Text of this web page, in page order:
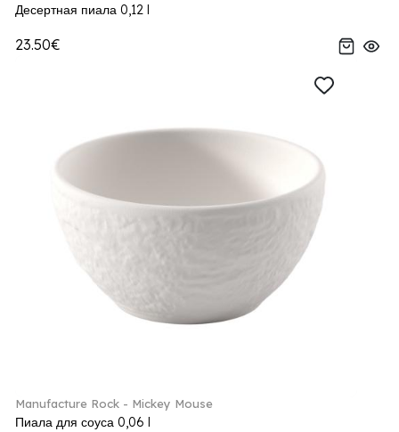
Десертная пиала 0,12 l
23.50€
Manufacture Rock - Mickey Mouse
Пиала для соуса 0,06 l